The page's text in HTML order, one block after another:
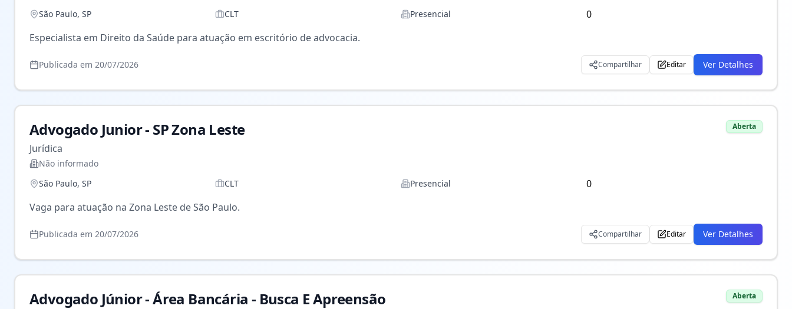
São Paulo, SP CLT Presencial
0
Especialista em Direito da Saúde para atuação em escritório de advocacia.
Publicada em 20/07/2026 Compartilhar Editar Ver Detalhes
Advogado Junior - SP Zona Leste
Jurídica
Não informado
Aberta
São Paulo, SP CLT Presencial
0
Vaga para atuação na Zona Leste de São Paulo.
Publicada em 20/07/2026 Compartilhar Editar Ver Detalhes
Advogado Júnior - Área Bancária - Busca E Apreensão Aberta